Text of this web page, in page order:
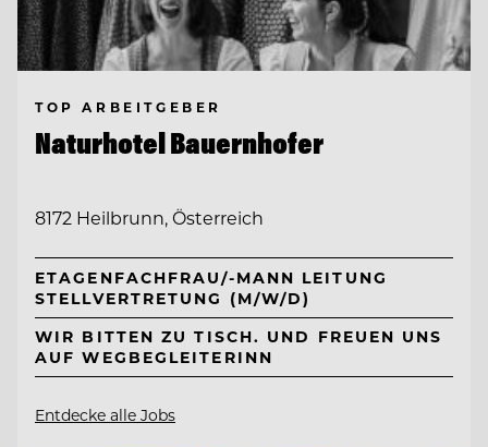
TOP ARBEITGEBER
Naturhotel Bauernhofer
8172 Heilbrunn, Österreich
ETAGENFACHFRAU/-MANN LEITUNG
STELLVERTRETUNG (M/W/D)
WIR BITTEN ZU TISCH. UND FREUEN UNS
AUF WEGBEGLEITERINN
Entdecke alle Jobs